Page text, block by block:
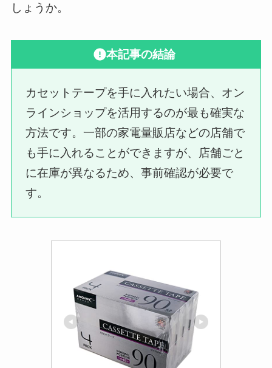
しょうか。
本記事の結論
カセットテープを手に入れたい場合、オン
ラインショップを活用するのが最も確実な
方法です。一部の家電量販店などの店舗で
も手に入れることができますが、店舗ごと
に在庫が異なるため、事前確認が必要で
す。